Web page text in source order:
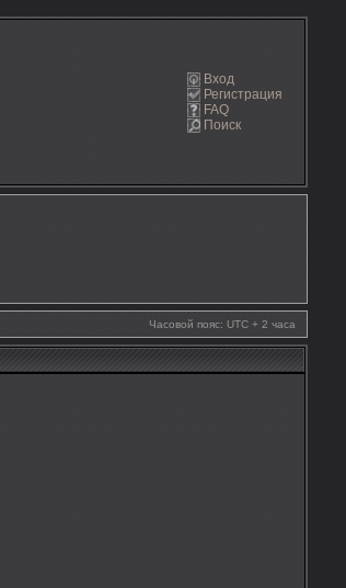
Вход
Регистрация
FAQ
Поиск
Часовой пояс: UTC + 2 часа